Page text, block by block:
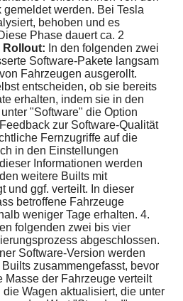
gemeldet werden. Bei Tesla
behoben und es
Phase dauert ca. 2
Rollout: In den folgenden zwei
Software-Pakete langsam
Fahrzeugen ausgerollt.
entscheiden, ob sie bereits
erhalten, indem sie in den
"Software" die Option
zur Software-Qualität
Fernzugriffe auf die
in den Einstellungen
Informationen werden
weitere Builts mit
und ggf. verteilt. In dieser
betroffene Fahrzeuge
weniger Tage erhalten. 4.
folgenden zwei bis vier
abgeschlossen.
Software-Version werden
zusammengefasst, bevor
Masse der Fahrzeuge verteilt
Wagen aktualisiert, die unter